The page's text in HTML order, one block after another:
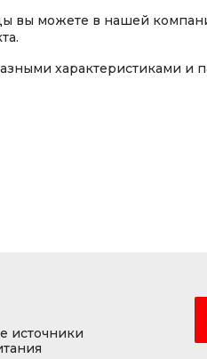
вы можете в нашей
характеристиками и
источники